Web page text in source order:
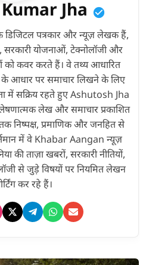
Jha
पत्रकार और न्यूज़ लेखक हैं,
सरकारी योजनाओं, टेक्नोलॉजी और
को कवर करते हैं। वे तथ्य आधारित
के आधार पर समाचार लिखने के लिए
में सक्रिय रहते हुए Ashutosh Jha
लेख और समाचार प्रकाशित
निष्पक्ष, प्रमाणिक और जनहित से
में वे Khabar Aangan न्यूज़
की ताज़ा खबरों, सरकारी नीतियों,
से जुड़े विषयों पर नियमित लेखन
कर रहे हैं।